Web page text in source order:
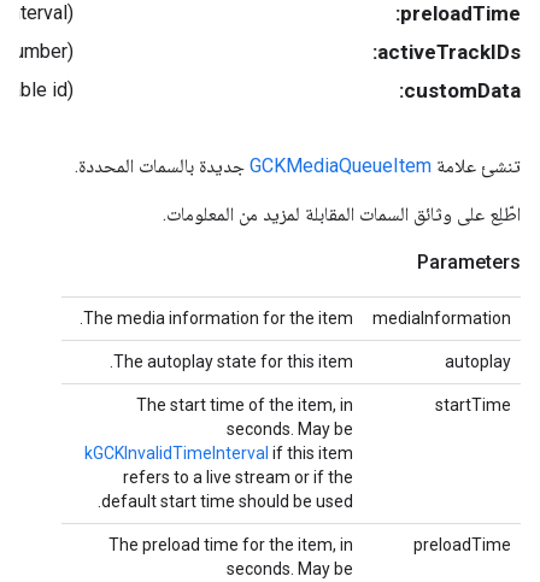
preloadTime:
(NSTimeInterval)
activeTrackIDs:
(nullable NSArray< NSNumber * > *)
customData:
(nullable id)
تنشئ علامة GCKMediaQueueItem جديدة بالسمات المحددة.
اطّلِع على وثائق السمات المقابلة لمزيد من المعلومات.
Parameters
mediaInformation
The media information for the item.
autoplay
The autoplay state for this item.
startTime
The start time of the item, in
seconds. May be
kGCKInvalidTimeInterval if this item
refers to a live stream or if the
default start time should be used.
preloadTime
The preload time for the item, in
seconds. May be